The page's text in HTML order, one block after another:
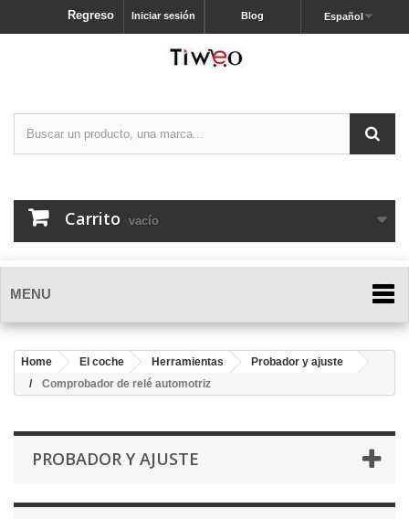
Español
Blog
Iniciar sesión
Regreso
Carrito vacío
MENU
Home El coche Herramientas
Probador y ajuste
Comprobador de relé automotriz
PROBADOR Y AJUSTE